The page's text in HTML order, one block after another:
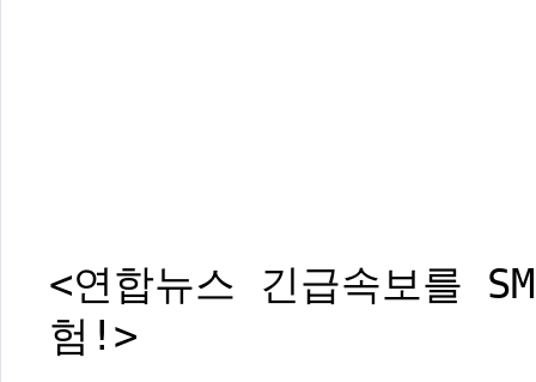
<연합뉴스 긴급속보를
험!>